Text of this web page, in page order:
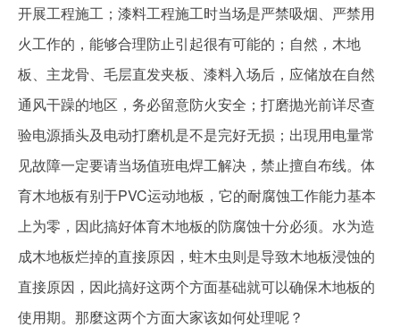
开展工程施工；漆料工程施工时当场是严禁吸烟、严禁用
火工作的，能够合理防止引起很有可能的；自然，木地
板、主龙骨、毛层直发夹板、漆料入场后，应储放在自然
通风干躁的地区，务必留意防火安全；打磨抛光前详尽查
验电源插头及电动打磨机是不是完好无损；出現用电量常
见故障一定要请当场值班电焊工解决，禁止擅自布线。体
育木地板有别于PVC运动地板，它的耐腐蚀工作能力基本
上为零，因此搞好体育木地板的防腐蚀十分必须。水为造
成木地板烂掉的直接原因，蛀木虫则是导致木地板浸蚀的
直接原因，因此搞好这两个方面基础就可以确保木地板的
使用期。那麼这两个方面大家该如何处理呢？